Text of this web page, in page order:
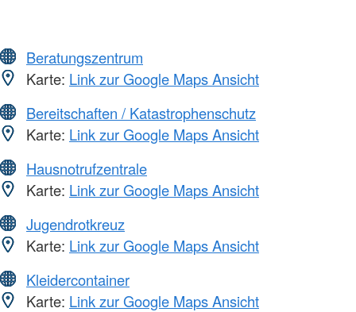
Beratungszentrum
Karte: Link zur Google Maps Ansicht
Bereitschaften / Katastrophenschutz
Karte: Link zur Google Maps Ansicht
Hausnotrufzentrale
Karte: Link zur Google Maps Ansicht
Jugendrotkreuz
Karte: Link zur Google Maps Ansicht
Kleidercontainer
Karte: Link zur Google Maps Ansicht